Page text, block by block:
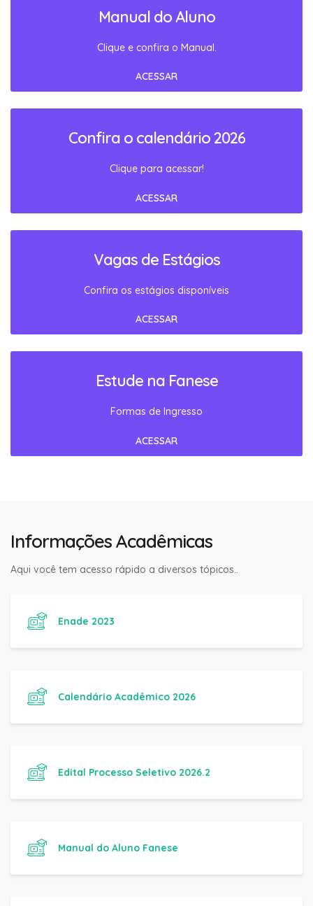
Manual do Aluno
Clique e confira o Manual.
ACESSAR
Confira o calendário 2026
Clique para acessar!
ACESSAR
Vagas de Estágios
Confira os estágios disponíveis
ACESSAR
Estude na Fanese
Formas de Ingresso
ACESSAR
Informações Acadêmicas
Aqui você tem acesso rápido a diversos tópicos..
Enade 2023
Calendário Acadêmico 2026
Edital Processo Seletivo 2026.2
Manual do Aluno Fanese